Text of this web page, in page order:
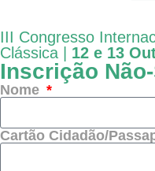
III Congresso
Clássica | 12 e 13
Inscrição
Nome
Cartão Cidadão/